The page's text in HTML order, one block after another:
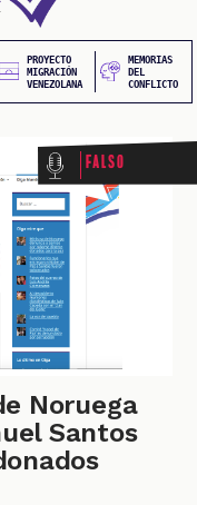
PROYECTO
MIGRACIÓN
VENEZOLANA
MEMORIAS
DEL
CONFLICTO
Falso
Noruega
Santos